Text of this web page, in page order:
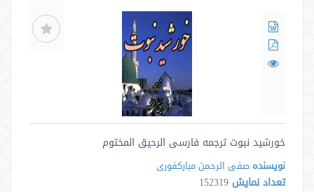
خورشید نبوت ترجمه فارسی الرحیق المختوم
نویسنده صفی الرحمن مبارکفوری
تعداد نمایش 152319